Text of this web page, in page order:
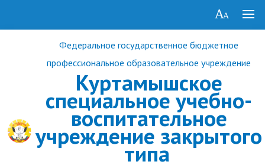
Федеральное государственное бюджетное
профессиональное образовательное учреждение
Куртамышское
специальное учебно-
воспитательное
учреждение закрытого
типа